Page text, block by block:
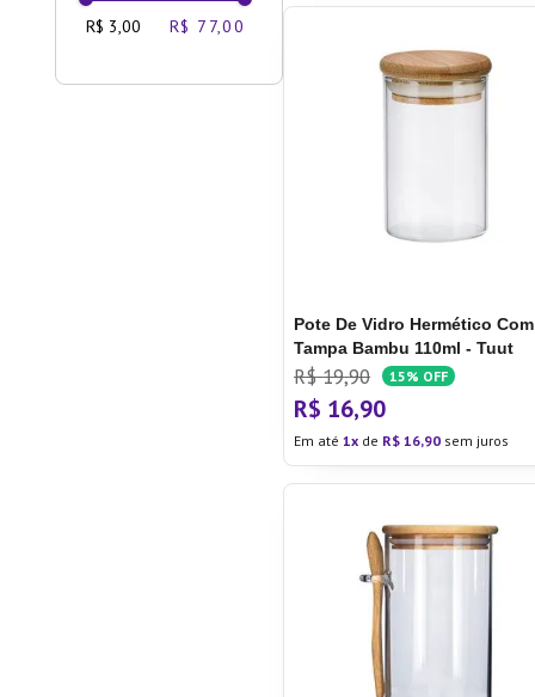
R$ 3,00 R$ 77,00
Pote De Vidro Hermético Com
Tampa Bambu 110ml - Tuut
R$ 19,90 15% OFF
R$ 16,90
Em até1 de R$ 16,90 sem juros